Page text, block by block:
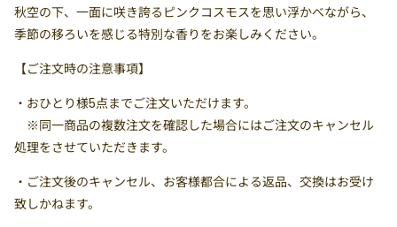
秋空の下、一面に咲き誇るピンクコスモスを思い浮かべながら、
季節の移ろいを感じる特別な香りをお楽しみください。
【ご注文時の注意事項】
・ おひとり様5点までご注文いただけます。
※同一商品の複数注文を確認した場合にはご注文のキャンセル
処理をさせていただきます。
・ご注文後のキャンセル、お客様都合による返品、交換はお受け
致しかねます。